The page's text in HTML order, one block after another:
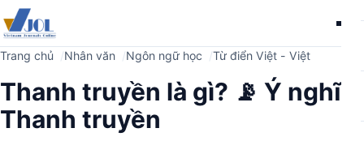
Trang chủ Nhân văn Ngôn ngữ học Từ điển Việt - Việt
Thanh truyền là gì? 📡 Ý nghĩa
Thanh truyền